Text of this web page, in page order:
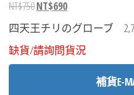
NT$750原
始
格：
NT$690目
前
價
格：
四天王チリのグローブ
缺貨/請詢問貨況
補貨E-